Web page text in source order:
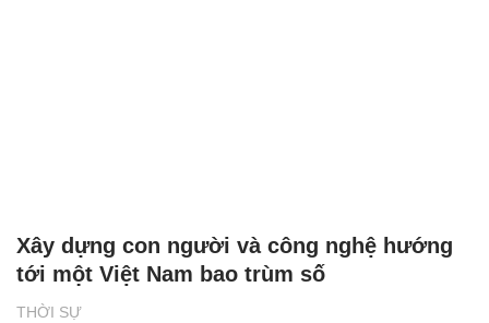
THỜI SỰ
Xây dựng con người và công nghệ hướng
tới một Việt Nam bao trùm số